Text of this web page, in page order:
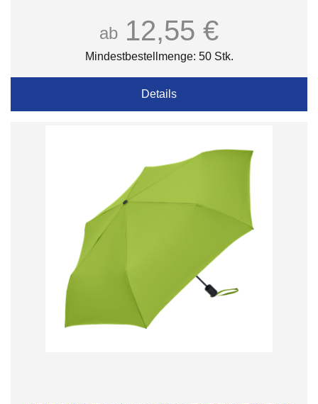
ab 12,55 €
Mindestbestellmenge: 50 Stk.
Details